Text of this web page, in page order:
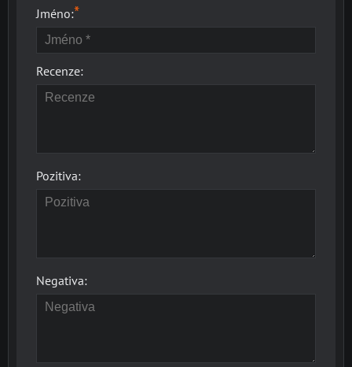
Jméno:*
Recenze:
Pozitiva:
Negativa: